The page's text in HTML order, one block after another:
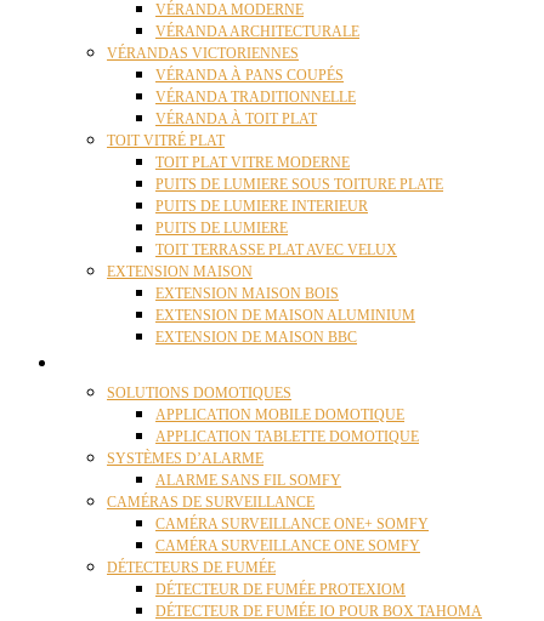
VÉRANDA MODERNE
VÉRANDA ARCHITECTURALE
VÉRANDAS VICTORIENNES
VÉRANDA À PANS COUPÉS
VÉRANDA TRADITIONNELLE
VÉRANDA À TOIT PLAT
TOIT VITRÉ PLAT
TOIT PLAT VITRE MODERNE
PUITS DE LUMIERE SOUS TOITURE PLATE
PUITS DE LUMIERE INTERIEUR
PUITS DE LUMIERE
TOIT TERRASSE PLAT AVEC VELUX
EXTENSION MAISON
EXTENSION MAISON BOIS
EXTENSION DE MAISON ALUMINIUM
EXTENSION DE MAISON BBC
SOLUTIONS DOMOTIQUES
APPLICATION MOBILE DOMOTIQUE
APPLICATION TABLETTE DOMOTIQUE
SYSTÈMES D’ALARME
ALARME SANS FIL SOMFY
CAMÉRAS DE SURVEILLANCE
CAMÉRA SURVEILLANCE ONE+ SOMFY
CAMÉRA SURVEILLANCE ONE SOMFY
DÉTECTEURS DE FUMÉE
DÉTECTEUR DE FUMÉE PROTEXIOM
DÉTECTEUR DE FUMÉE IO POUR BOX TAHOMA